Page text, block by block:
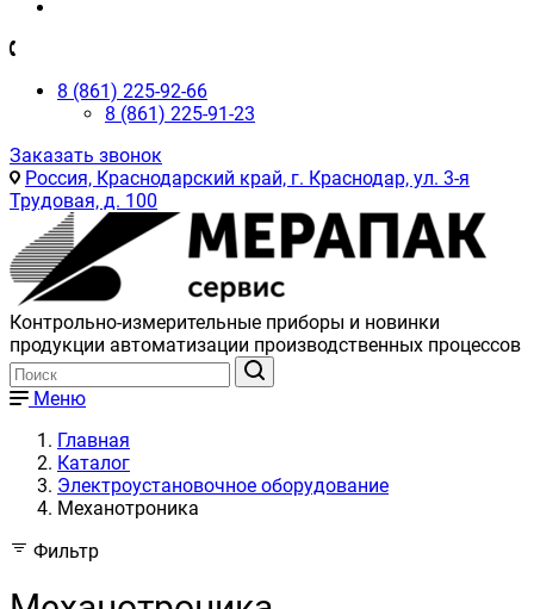
8 (861) 225-92-66
8 (861) 225-91-23
Заказать звонок
Россия, Краснодарский край, г. Краснодар, ул. 3-я
Трудовая, д. 100
Контрольно-измерительные приборы и новинки
продукции автоматизации производственных процессов
Меню
Главная
Каталог
Электроустановочное оборудование
Механотроника
Фильтр